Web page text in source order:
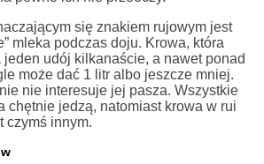
się znakiem rujowym jest
mleka podczas doju. Krowa, która
jeden udój kilkanaście, a nawet ponad
może dać 1 litr albo jeszcze mniej.
nie interesuje jej pasza. Wszystkie
chętnie jedzą, natomiast krowa w rui
czymś innym.